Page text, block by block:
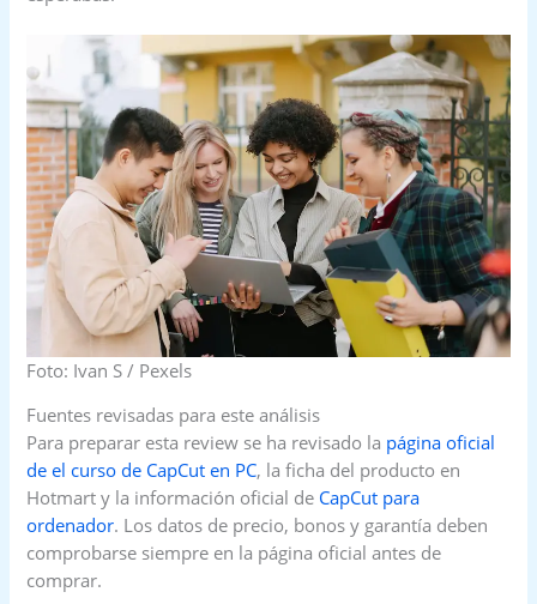
Foto: Ivan S / Pexels
Fuentes revisadas para este análisis
Para preparar esta review se ha revisado la página oficial
de el curso de CapCut en PC, la ficha del producto en
Hotmart y la información oficial de CapCut para
ordenador. Los datos de precio, bonos y garantía deben
comprobarse siempre en la página oficial antes de
comprar.